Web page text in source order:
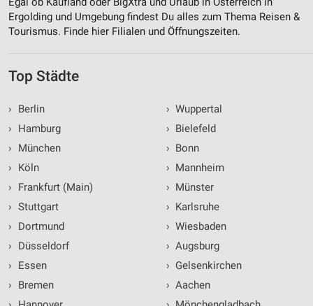
Ergolding und Umgebung findest Du alles zum Thema Reisen &
Tourismus. Finde hier Filialen und Öffnungszeiten.
Top Städte
›
Berlin
›
Hamburg
›
München
›
Köln
›
Frankfurt (Main)
› Stuttgart
›
Dortmund
›
Düsseldorf
›
Essen
›
Bremen
› Wuppertal
› Bielefeld
› Bonn
› Mannheim
› Münster
› Karlsruhe
› Wiesbaden
› Augsburg
› Gelsenkirchen
› Aachen
Messung der Performance von Inhalten
Analyse von Zielgruppen durch Statistiken oder
Entwicklung und Verbesserung der Angebote
Verwendung reduzierter Daten zur Auswahl von
Inhalten
IAB-Besonderheiten:
Verwendung genauer Standortdaten
Geräte anhand von aktiv angeforderten
Informationen identifizieren
Notwendig
Performance